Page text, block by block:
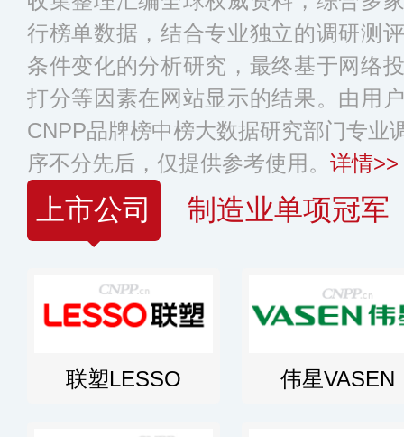
行榜单数据，结合专业独立的调研测
条件变化的分析研究，最终基于网络
打分等因素在网站显示的结果。由用
CNPP品牌榜中榜大数据研究部门专业
序不分先后，仅提供参考使用。 详情>>
上市公司 制造业单项冠军
联塑LESSO 伟星VASEN